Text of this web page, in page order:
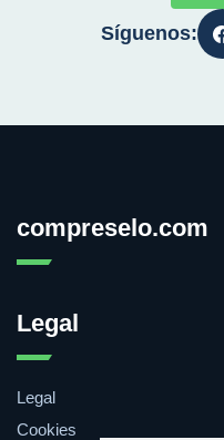
Síguenos:
compreselo.com
Legal
Legal
Cookies